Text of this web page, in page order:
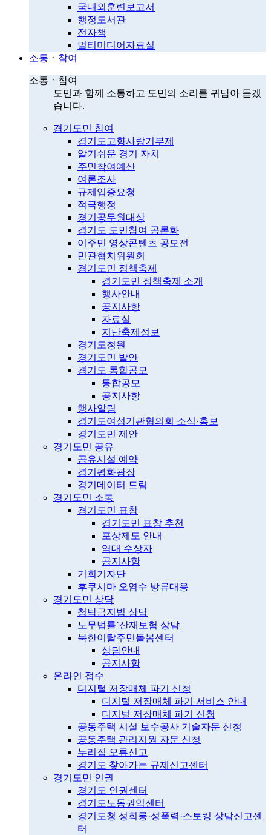
국내외훈련보고서
행정도서관
전자책
멀티미디어자료실
소통ㆍ참여
소통ㆍ참여
도민과 함께 소통하고 도민의 소리를 귀담아 듣겠
습니다.
경기도민 참여
경기도고향사랑기부제
알기쉬운 경기 자치
주민참여예산
여론조사
규제입증요청
적극행정
경기공무원대상
경기도 도민참여 공론화
이주민 영상콘텐츠 공모전
민관협치위원회
경기도민 정책축제
경기도민 정책축제 소개
행사안내
공지사항
자료실
지난축제정보
경기도청원
경기도민 발안
경기도 통합공모
통합공모
공지사항
행사알림
경기도여성기관협의회 소식·홍보
경기도민 제안
경기도민 공유
공유시설 예약
경기평화광장
경기데이터 드림
경기도민 소통
경기도민 표창
경기도민 표창 추천
포상제도 안내
역대 수상자
공지사항
기회기자단
후쿠시마 오염수 방류대응
경기도민 상담
청탁금지법 상담
노무법률˙산재보험 상담
북한이탈주민돌봄센터
상담안내
공지사항
온라인 접수
디지털 저장매체 파기 신청
디지털 저장매체 파기 서비스 안내
디지털 저장매체 파기 신청
공동주택 시설 보수공사 기술자문 신청
공동주택 관리지원 자문 신청
누리집 오류신고
경기도 찾아가는 규제신고센터
경기도민 인권
경기도 인권센터
경기도노동권익센터
경기도청 성희롱·성폭력·스토킹 상담신고센
터